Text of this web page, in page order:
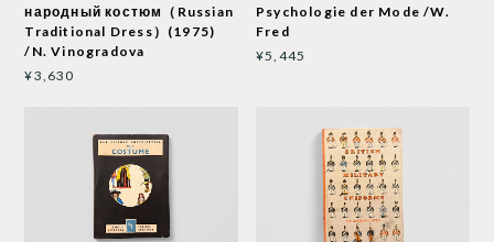
народный костюм（Russian
Traditional Dress）(1975)
/N. Vinogradova
¥3,630
Psychologie der Mode /W.
Fred
¥5,445